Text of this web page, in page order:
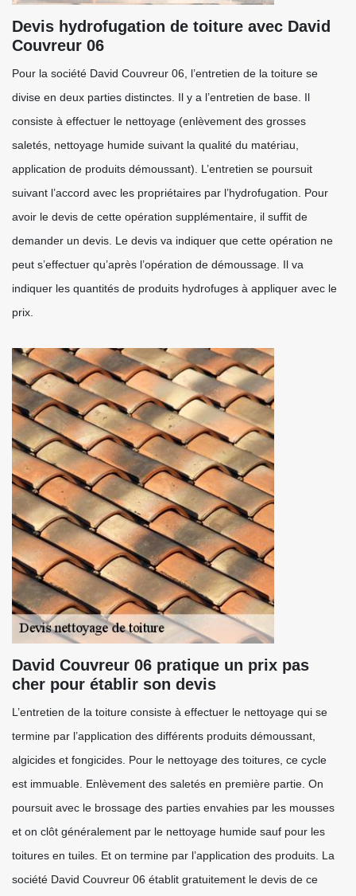
Devis hydrofugation de toiture avec David
Couvreur 06
Pour la société David Couvreur 06, l’entretien de la toiture se
divise en deux parties distinctes. Il y a l’entretien de base. Il
consiste à effectuer le nettoyage (enlèvement des grosses
saletés, nettoyage humide suivant la qualité du matériau,
application de produits démoussant). L’entretien se poursuit
suivant l’accord avec les propriétaires par l’hydrofugation. Pour
avoir le devis de cette opération supplémentaire, il suffit de
demander un devis. Le devis va indiquer que cette opération ne
peut s’effectuer qu’après l’opération de démoussage. Il va
indiquer les quantités de produits hydrofuges à appliquer avec le
prix.
David Couvreur 06 pratique un prix pas
cher pour établir son devis
L’entretien de la toiture consiste à effectuer le nettoyage qui se
termine par l’application des différents produits démoussant,
algicides et fongicides. Pour le nettoyage des toitures, ce cycle
est immuable. Enlèvement des saletés en première partie. On
poursuit avec le brossage des parties envahies par les mousses
et on clôt généralement par le nettoyage humide sauf pour les
toitures en tuiles. Et on termine par l’application des produits. La
société David Couvreur 06 établit gratuitement le devis de ce